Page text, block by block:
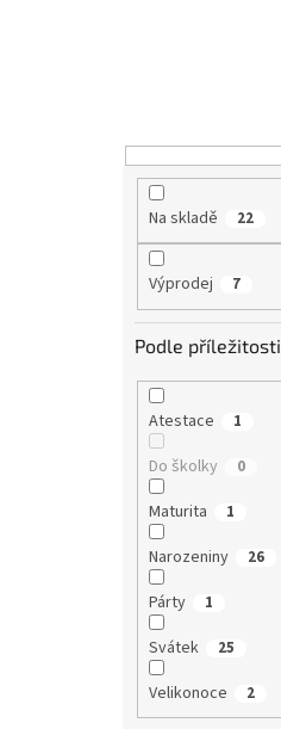
t
ů
Na skladě 22
Výprodej 7
Podle příležitosti
Atestace 1
Do školky 0
Maturita 1
Narozeniny 26
Párty 1
Svátek 25
Velikonoce 2